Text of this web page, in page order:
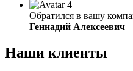
Обратился в вашу
Геннадий Алексеевич
Наши клиенты